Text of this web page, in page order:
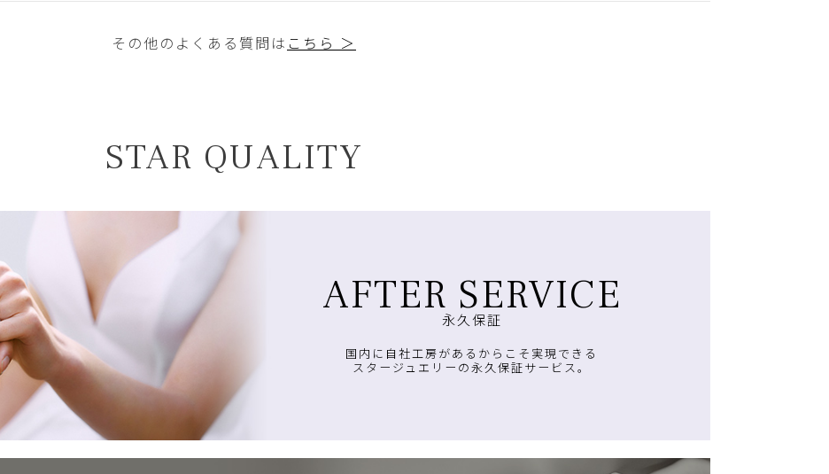
その他のよくある質問は こちら ＞
STAR QUALITY
AFTER SERVICE
永久保証
国内に自社工房があるからこそ実現できる
スタージュエリーの永久保証サービス。